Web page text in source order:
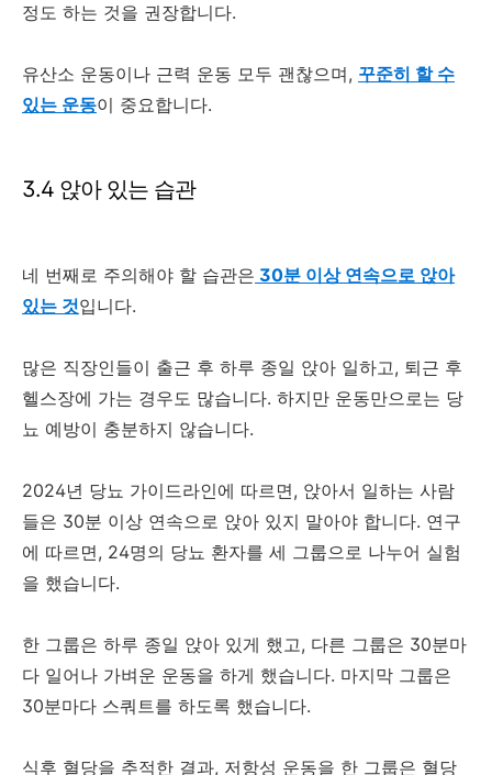
정도 하는 것을 권장합니다.
유산소 운동이나 근력 운동 모두 괜찮으며, 꾸준히 할 수
있는 운동이 중요합니다.
3.4 앉아 있는 습관
네 번째로 주의해야 할 습관은 30분 이상 연속으로 앉아
있는 것입니다.
많은 직장인들이 출근 후 하루 종일 앉아 일하고, 퇴근 후
헬스장에 가는 경우도 많습니다. 하지만 운동만으로는 당
뇨 예방이 충분하지 않습니다.
2024년 당뇨 가이드라인에 따르면, 앉아서 일하는 사람
들은 30분 이상 연속으로 앉아 있지 말아야 합니다. 연구
에 따르면, 24명의 당뇨 환자를 세 그룹으로 나누어 실험
을 했습니다.
한 그룹은 하루 종일 앉아 있게 했고, 다른 그룹은 30분마
다 일어나 가벼운 운동을 하게 했습니다. 마지막 그룹은
30분마다 스쿼트를 하도록 했습니다.
식후 혈당을 추적한 결과, 저항성 운동을 한 그룹은 혈당